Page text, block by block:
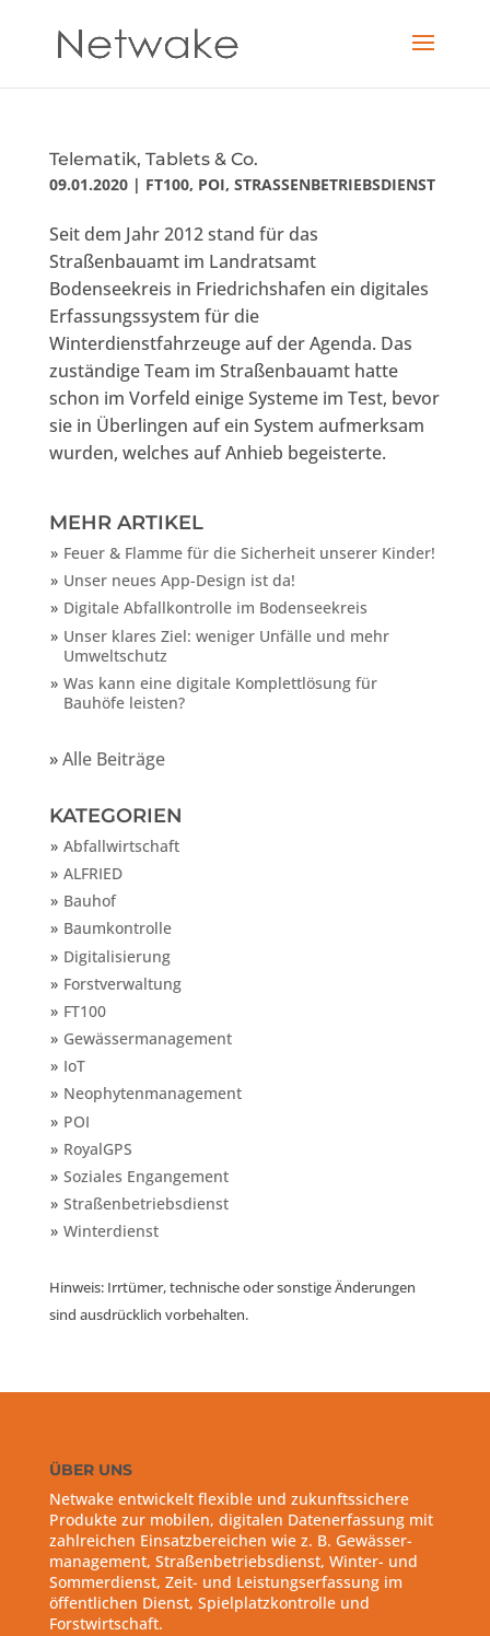
Telematik, Tablets & Co.
09.01.2020| FT100, POI, STRASSENBETRIEBSDIENST
Seit dem Jahr 2012 stand für das
Straßenbauamt im Landratsamt
Bodenseekreis in Friedrichshafen ein digitales
Erfassungssystem für die
Winterdienstfahrzeuge auf der Agenda. Das
zuständige Team im Straßenbauamt hatte
schon im Vorfeld einige Systeme im Test, bevor
sie in Überlingen auf ein System aufmerksam
wurden, welches auf Anhieb begeisterte.
MEHR ARTIKEL
Feuer & Flamme für die Sicherheit unserer Kinder!
Unser neues App-Design ist da!
Digitale Abfallkontrolle im Bodenseekreis
Unser klares Ziel: weniger Unfälle und mehr
Umweltschutz
Was kann eine digitale Komplettlösung für
Bauhöfe leisten?
»Alle Beiträge
KATEGORIEN
Abfallwirtschaft
ALFRIED
Bauhof
Baumkontrolle
Digitalisierung
Forstverwaltung
FT100
Gewässermanagement
IoT
Neophytenmanagement
POI
RoyalGPS
Soziales Engangement
Straßenbetriebsdienst
Winterdienst
Hinweis: Irrtümer, technische oder sonstige Änderungen
sind ausdrücklich vorbehalten.
ÜBER UNS
Netwake entwickelt flexible und zukunftssichere
Produkte zur mobilen, digitalen Datenerfassung mit
zahlreichen Einsatzbereichen wie z. B. Gewässer-
management, Straßenbetriebsdienst, Winter- und
Sommerdienst, Zeit- und Leistungserfassung im
öffentlichen Dienst, Spielplatzkontrolle und
Forstwirtschaft.